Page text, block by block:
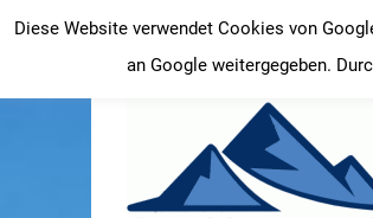
Inhalt
springen
Diese Website verwendet Cookies von
an Google weitergegeben.